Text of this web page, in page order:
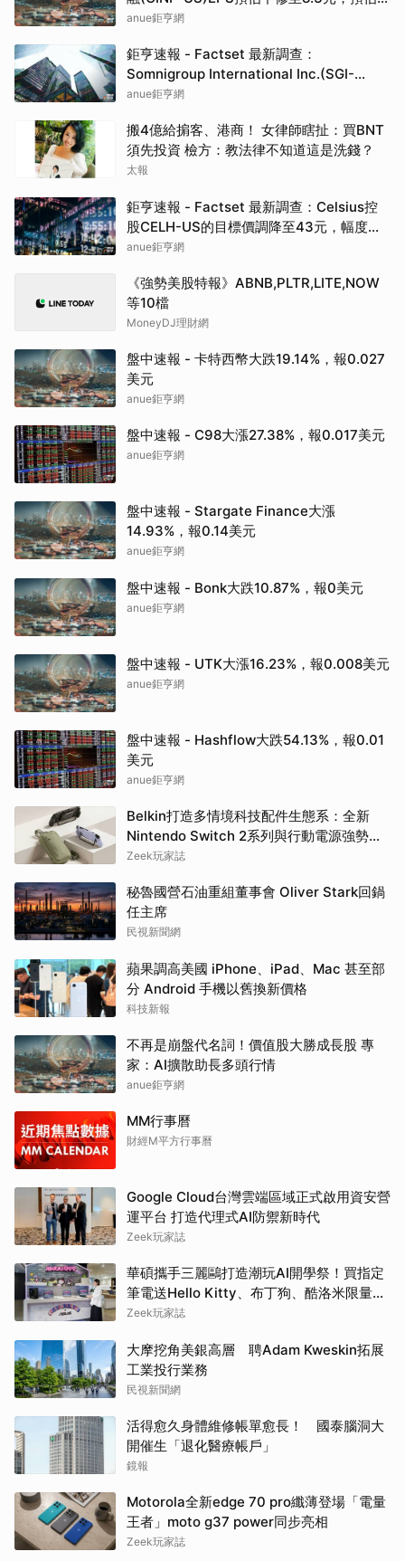
標價為192.50元
anue鉅亨網
鉅亨速報 - Factset 最新調查：
Somnigroup International Inc.(SGI-
US)EPS預估下修至3元，預估目標價為
anue鉅亨網
搬4億給掮客、港商！ 女律師瞎扯：買BNT
須先投資 檢方：教法律不知道這是洗錢？
太報
鉅亨速報 - Factset 最新調查：Celsius控
股CELH-US的目標價調降至43元，幅度約
3.37%
anue鉅亨網
《強勢美股特報》ABNB,PLTR,LITE,NOW
等10檔
MoneyDJ理財網
盤中速報 - 卡特西幣大跌19.14%，報0.027
美元
anue鉅亨網
盤中速報 - C98大漲27.38%，報0.017美元
anue鉅亨網
盤中速報 - Stargate Finance大漲
14.93%，報0.14美元
anue鉅亨網
盤中速報 - Bonk大跌10.87%，報0美元
anue鉅亨網
盤中速報 - UTK大漲16.23%，報0.008美元
anue鉅亨網
盤中速報 - Hashflow大跌54.13%，報0.01
美元
anue鉅亨網
Belkin打造多情境科技配件生態系：全新
Nintendo Switch 2系列與行動電源強勢登
場
Zeek玩家誌
秘魯國營石油重組董事會 Oliver Stark回鍋
任主席
民視新聞網
蘋果調高美國 iPhone、iPad、Mac 甚至部
分 Android 手機以舊換新價格
科技新報
不再是崩盤代名詞！價值股大勝成長股 專
家：AI擴散助長多頭行情
anue鉅亨網
MM行事曆
財經M平方行事曆
Google Cloud台灣雲端區域正式啟用資安營
運平台 打造代理式AI防禦新時代
Zeek玩家誌
華碩攜手三麗鷗打造潮玩AI開學祭！買指定
筆電送Hello Kitty、布丁狗、酷洛米限量娃
娃吊飾再抽巴黎雙人機票
Zeek玩家誌
大摩挖角美銀高層 聘Adam Kweskin拓展
工業投行業務
民視新聞網
活得愈久身體維修帳單愈長！ 國泰腦洞大
開催生「退化醫療帳戶」
鏡報
Motorola全新edge 70 pro纖薄登場「電量
王者」moto g37 power同步亮相
Zeek玩家誌